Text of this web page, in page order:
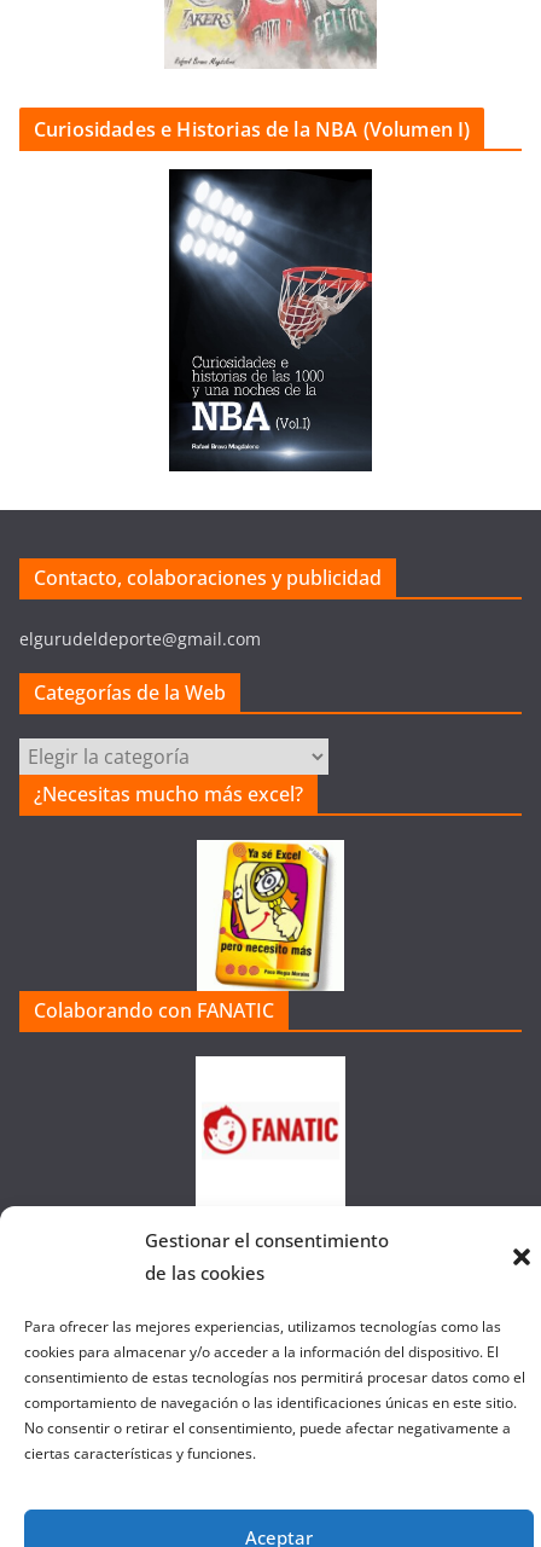
Curiosidades e Historias de la NBA (Volumen I)
Contacto, colaboraciones y publicidad
elgurudeldeporte@gmail.com
Categorías de la Web
t
a
e
¿Necesitas mucho más excel?
Colaborando con FANATIC
Copyright © 2026el gurú del basket. Todos los derechos
reservados.
Tema:ColorMagpor ThemeGrill. Funciona conWordPress.
Gestionar el consentimiento
de las cookies
Para ofrecer las mejores experiencias, utilizamos tecnologías como las
cookies para almacenar y/o acceder a la información del dispositivo. El
consentimiento de estas tecnologías nos permitirá procesar datos como el
comportamiento de navegación o las identificaciones únicas en este sitio.
No consentir o retirar el consentimiento, puede afectar negativamente a
ciertas características y funciones.
Aceptar